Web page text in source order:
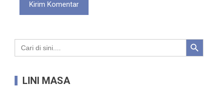
Search
for:
Search Button
LINI MASA